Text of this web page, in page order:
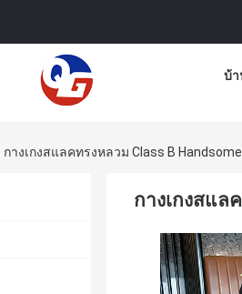
บ้
กางเกงสแลคทรงหลวม Class B
กางเกงสแล